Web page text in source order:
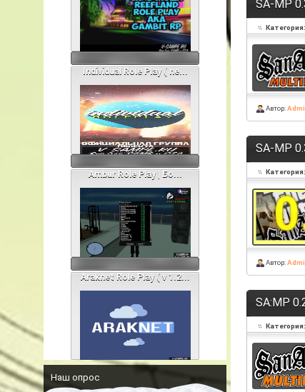
Individual Role Play ( ne...
Ambur Role Play | Бо...
Araknet Role Play ( v 1.2...
Наш опрос
SA-MP
Категория:
Автор:
SA-MP
Категория:
Автор:
SA:MP
Категория: